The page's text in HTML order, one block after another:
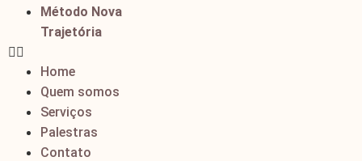
Método Nova
Trajetória
Home
Quem somos
Serviços
Palestras
Contato